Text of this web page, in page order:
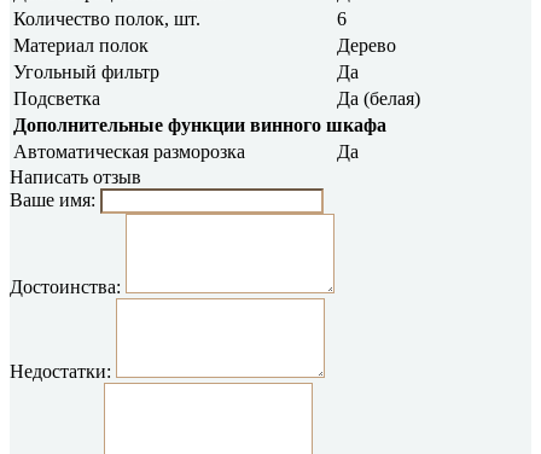
Количество полок, шт.
6
Материал полок
Дерево
Угольный фильтр
Да
Подсветка
Да (белая)
Дополнительные функции винного шкафа
Автоматическая разморозка
Да
Написать отзыв
Ваше имя:
Достоинства:
Недостатки: